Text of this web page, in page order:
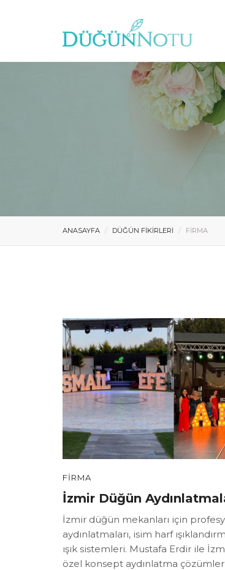
ANASAYFA DÜĞÜN FIKIRLERI FIRMA
FIRMA
İzmir Düğün
İzmir düğün mekanları için
aydınlatmaları, isim harf
ışık sistemleri. Mustafa Erdir ile
özel konsept aydınlatma